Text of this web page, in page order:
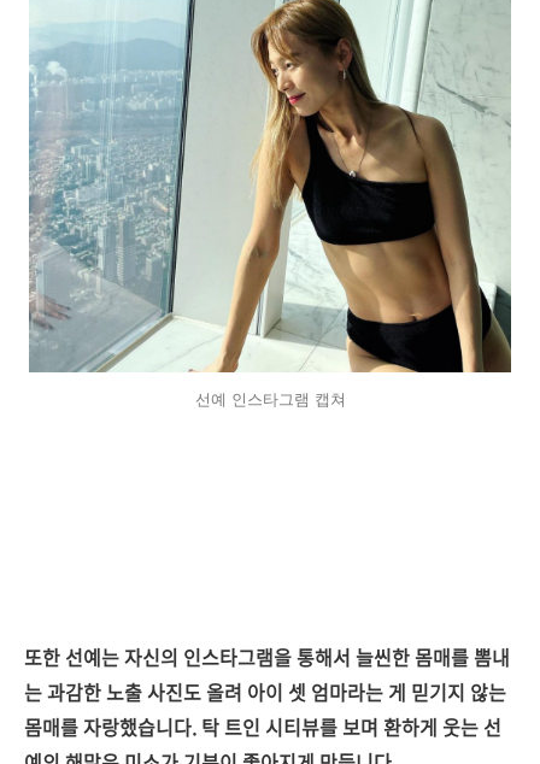
선예 인스타그램 캡쳐
또한 선예는 자신의 인스타그램을 통해서 늘씬한 몸매를 뽐내
는 과감한 노출 사진도 올려 아이 셋 엄마라는 게 믿기지 않는
몸매를 자랑했습니다. 탁 트인 시티뷰를 보며 환하게 웃는 선